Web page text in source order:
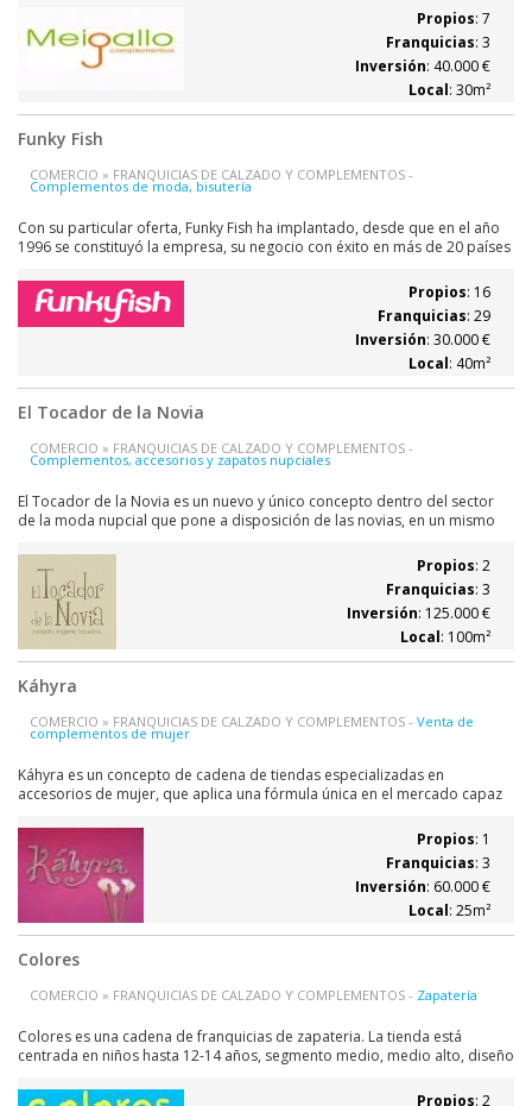
INTERTIENDAS) La empresa Meigallo dispone de un moderno SIG (Sistema
de Información de Gestión) de tal...
Propios: 7
Franquicias: 3
Inversión: 40.000 €
Local: 30m²
Funky Fish
COMERCIO » FRANQUICIAS DE CALZADO Y COMPLEMENTOS -
Complementos de moda, bisutería
Con su particular oferta, Funky Fish ha implantado, desde que en el año
1996 se constituyó la empresa, su negocio con éxito en más de 20 países
operativas alrededor del mundo. La central ofrece al franquiciado:
Beneficios que se...
Propios: 16
Franquicias: 29
Inversión: 30.000 €
Local: 40m²
El Tocador de la Novia
COMERCIO » FRANQUICIAS DE CALZADO Y COMPLEMENTOS -
Complementos, accesorios y zapatos nupciales
El Tocador de la Novia es un nuevo y único concepto dentro del sector
de la moda nupcial que pone a disposición de las novias, en un mismo
sus expectativas. Qué ofrece el concepto de El Tocador de la Novia: La
oferta de El...
Propios: 2
Franquicias: 3
Inversión: 125.000 €
Local: 100m²
Káhyra
COMERCIO » FRANQUICIAS DE CALZADO Y COMPLEMENTOS - Venta de
complementos de mujer
Káhyra es un concepto de cadena de tiendas especializadas en
accesorios de mujer, que aplica una fórmula única en el mercado capaz
diversión. En un sueño donde todo es realidad, donde todo, por mínimo
que parezca, está...
Propios: 1
Franquicias: 3
Inversión: 60.000 €
Local: 25m²
Colores
COMERCIO » FRANQUICIAS DE CALZADO Y COMPLEMENTOS - Zapatería
Colores es una cadena de franquicias de zapateria. La tienda está
centrada en niños hasta 12-14 años, segmento medio, medio alto, diseño
cara al franquiciado, nos encuentra cercanos, facilitamos la puesta en
Propios: 2